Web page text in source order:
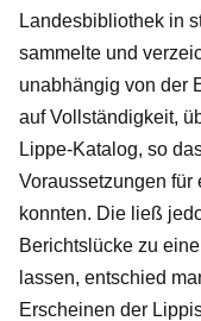
Landesbibliothek in
sammelte und
unabhängig von der
auf Vollständigkeit,
Lippe-Katalog, so
Voraussetzungen für
konnten. Die ließ
Berichtslücke zu
lassen, entschied
Erscheinen der